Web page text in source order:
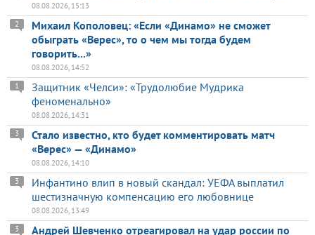
08.08.2026, 15:13
Михаил Кополовец: «Если «Динамо» не сможет
обыграть «Верес», то о чем мы тогда будем
говорить...»
2
08.08.2026, 14:52
Защитник «Челси»: «Трудолюбие Мудрика
феноменально»
1
08.08.2026, 14:31
Стало известно, кто будет комментировать матч
«Верес» — «Динамо»
3
08.08.2026, 14:10
Инфантино влип в новый скандал: УЕФА выплатил
шестизначную компенсацию его любовнице
3
08.08.2026, 13:49
Андрей Шевченко отреагировал на удар россии по
3